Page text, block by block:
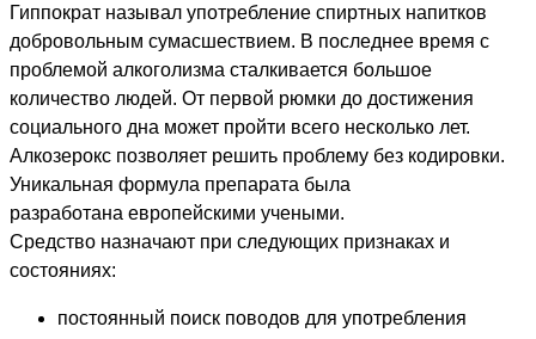
Гиппократ называл употребление спиртных напитков
добровольным сумасшествием. В последнее время с
проблемой алкоголизма сталкивается большое
количество людей. От первой рюмки до достижения
социального дна может пройти всего несколько лет.
Алкозерокс позволяет решить проблему без кодировки.
Уникальная формула препарата была
разработана европейскими учеными.
Средство назначают при следующих признаках и
состояниях:
постоянный поиск поводов для употребления